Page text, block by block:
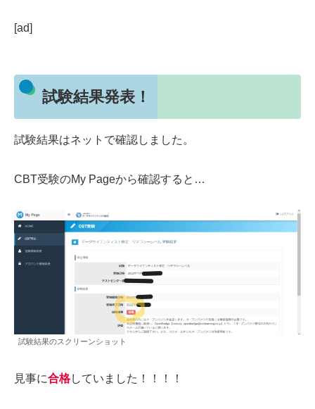
[ad]
試験結果発表！
試験結果はネットで確認しました。
CBT受験のMy Pageから確認すると…
試験結果のスクリーンショット
見事に合格していました！！！！